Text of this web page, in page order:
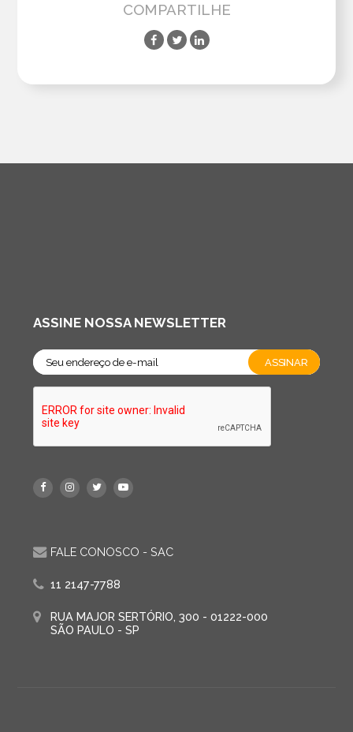
COMPARTILHE
ASSINE NOSSA NEWSLETTER
FALE CONOSCO - SAC
11 2147-7788
RUA MAJOR SERTÓRIO, 300 - 01222-000
SÃO PAULO - SP